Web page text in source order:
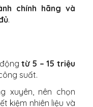
chính hãng và
.
từ 5 – 15 triệu
suất.
xuyên, nên chọn
kiệm nhiên liệu và